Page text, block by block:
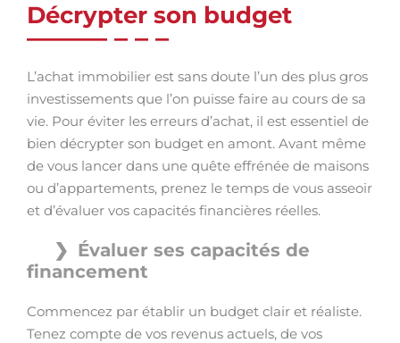
Décrypter son budget
L’achat immobilier est sans doute l’un des plus gros
investissements que l’on puisse faire au cours de sa
vie. Pour éviter les erreurs d’achat, il est essentiel de
bien décrypter son budget en amont. Avant même
de vous lancer dans une quête effrénée de maisons
ou d’appartements, prenez le temps de vous asseoir
et d’évaluer vos capacités financières réelles.
Évaluer ses capacités de
financement
Commencez par établir un budget clair et réaliste.
Tenez compte de vos revenus actuels, de vos